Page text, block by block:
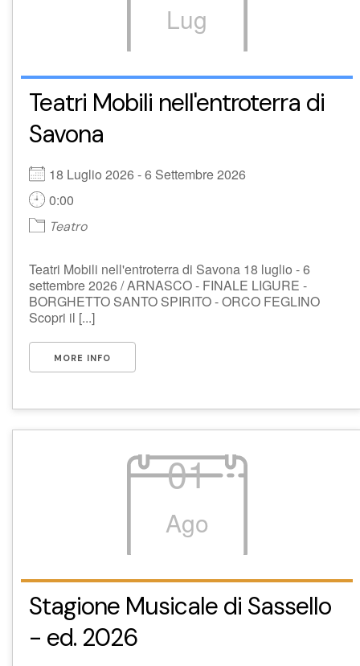
Lug
Teatri Mobili nell'entroterra di
Savona
18 Luglio 2026 - 6 Settembre 2026
0:00
Teatro
Teatri Mobili nell'entroterra di Savona 18 luglio - 6
settembre 2026 / ARNASCO - FINALE LIGURE -
BORGHETTO SANTO SPIRITO - ORCO FEGLINO
Scopri il [...]
MORE INFO
01
Ago
Stagione Musicale di Sassello
- ed. 2026